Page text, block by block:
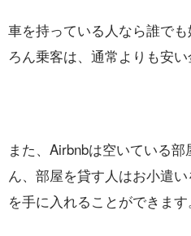
車を持っている人なら誰で
ろん乗客は、通常よりも安
また、Airbnbは空いている
ん、部屋を貸す人はお小遣
を手に入れることができます。